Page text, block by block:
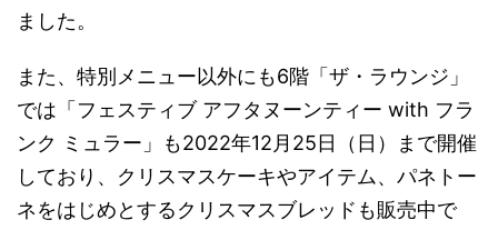
ました。
また、特別メニュー以外にも6階「ザ・ラウンジ」
では「フェスティブ アフタヌーンティー with フラ
ンク ミュラー」も2022年12月25日（日）まで開催
しており、クリスマスケーキやアイテム、パネトー
ネをはじめとするクリスマスブレッドも販売中で